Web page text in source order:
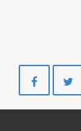
på